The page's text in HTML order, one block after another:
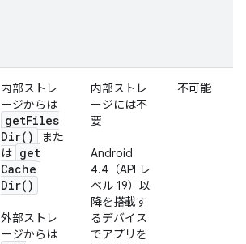
内部ストレ
ージからは
getFiles
Dir( )
また
は get
Cache
Dir( )
外部ストレ
ージからは
内部ストレ
ージには不
要
Android
4.4（API レ
ベル 19）以
降を搭載す
るデバイス
でアプリを
不可能